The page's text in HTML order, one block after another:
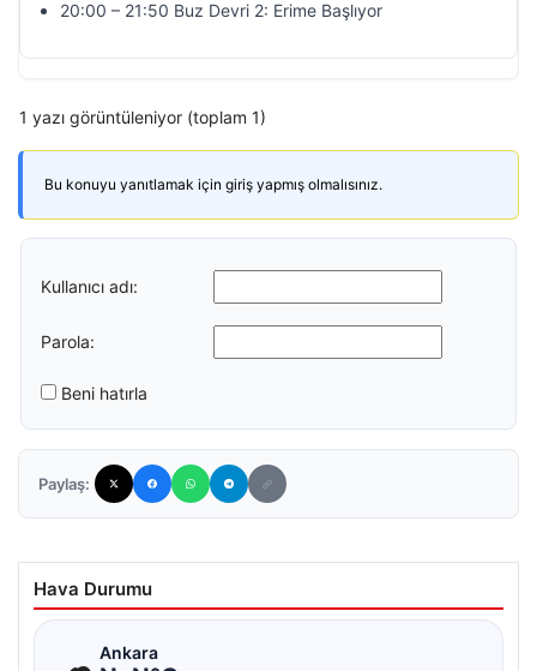
20:00 – 21:50 Buz Devri 2: Erime Başlıyor
1 yazı görüntüleniyor (toplam 1)
Bu konuyu yanıtlamak için giriş yapmış olmalısınız.
Kullanıcı adı:
Parola:
Beni hatırla
Paylaş:
Hava Durumu
Ankara